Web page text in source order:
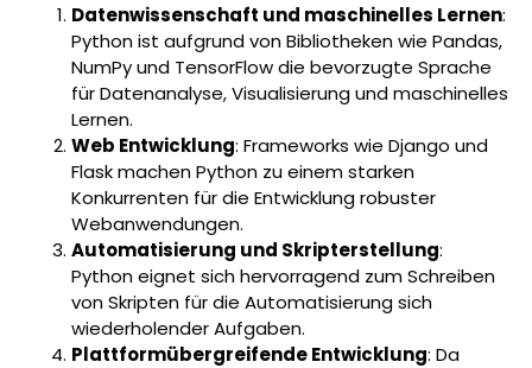
Datenwissenschaft und maschinelles Lernen:
Python ist aufgrund von Bibliotheken wie Pandas,
NumPy und TensorFlow die bevorzugte Sprache
für Datenanalyse, Visualisierung und maschinelles
Lernen.
Web Entwicklung: Frameworks wie Django und
Flask machen Python zu einem starken
Konkurrenten für die Entwicklung robuster
Webanwendungen.
Automatisierung und Skripterstellung:
Python eignet sich hervorragend zum Schreiben
von Skripten für die Automatisierung sich
wiederholender Aufgaben.
Plattformübergreifende Entwicklung: Da